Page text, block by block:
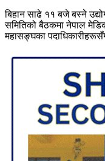
बिहान साढे ११ बजे बस्ने
समितिको बैठकमा नेपाल
महासङ्घका